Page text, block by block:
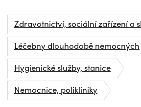
Zdravotnictví, sociální zařízení a
Léčebny dlouhodobě nemocných
Hygienické služby, stanice
Nemocnice, polikliniky